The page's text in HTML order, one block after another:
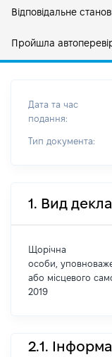
Відповідальне
Пройшла
Дата та час
подання:
Тип документа:
1. Вид
Щорічна
особи,
або місцевого
2019
2.1.